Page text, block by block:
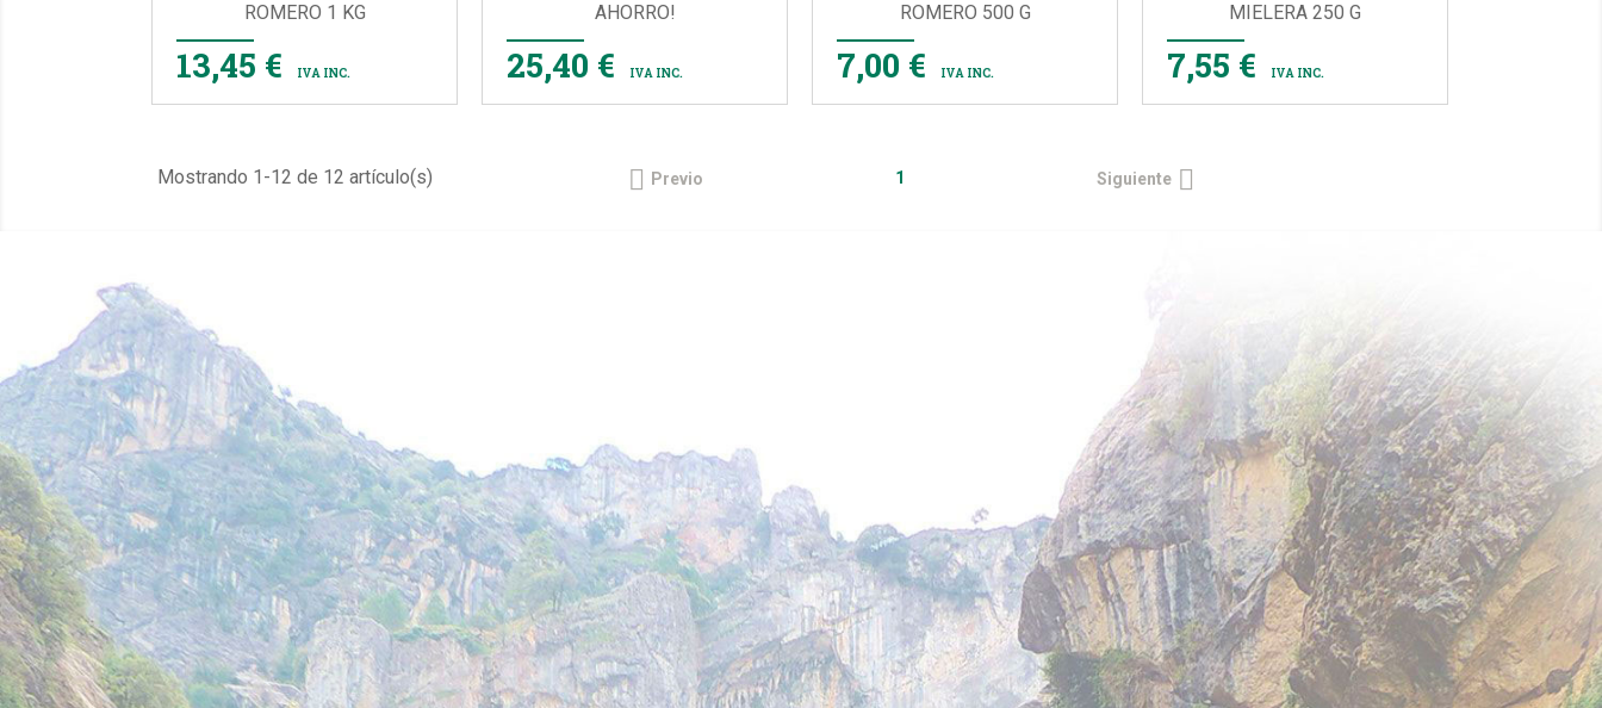
ROMERO 1 KG
13,45 € IVA INC.

AHORRO!
25,40 € IVA INC.

ROMERO 500 G
7,00 € IVA INC.

MIELERA 250 G
7,55 € IVA INC.

Mostrando 1-12 de 12 artículo(s)  Previo 1 Siguiente 